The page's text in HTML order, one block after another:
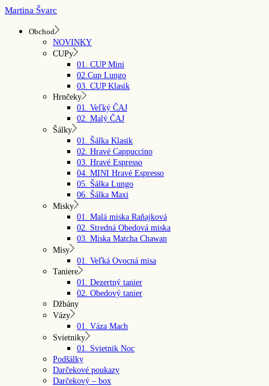
Skip
Martina Švarc
Obchod
NOVINKY
CUPy
01. CUP Mini
02.Cup Lungo
03. CUP Klasik
Hrnčeky
01. Veľký ČAJ
02. Malý ČAJ
Šálky
01. Šálka Klasik
02. Hravé Cappuccino
03. Hravé Espresso
04. MINI Hravé Espresso
05. Šálka Lungo
06. Šálka Maxi
Misky
01. Malá miska Raňajková
02. Stredná Obedová miska
03. Miska Matcha Chawan
Misy
01. Veľká Ovocná misa
Taniere
01. Dezertný tanier
02. Obedový tanier
Džbány
Vázy
01. Váza Mach
Svietniky
01. Svietnik Noc
Podšálky
Darčekové poukazy
Darčekový – box